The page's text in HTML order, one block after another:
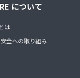
について
は
全への取り組み